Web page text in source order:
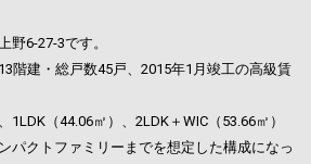
野6-27-3です。
階建・総戸数45戸、2015年1月竣工の高級賃
1LDK（44.06㎡）、2LDK＋WIC（53.66㎡）
パクトファミリーまでを想定した構成になっ